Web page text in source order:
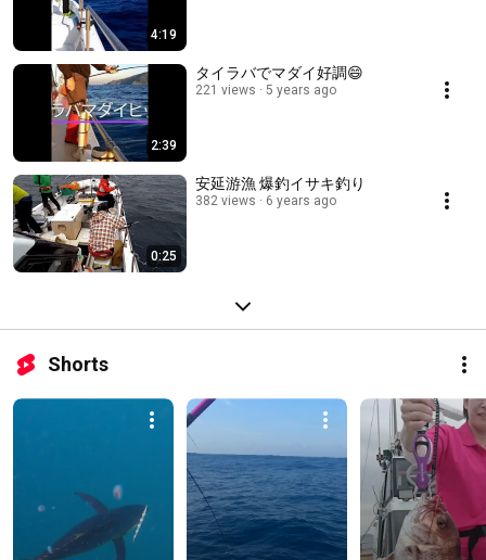
4:19
2:39
タイラバでマダイ好調😄
221 views 5 years ago
0:25
安延游漁 爆釣イサキ釣り
382 views 6 years ago
Shorts